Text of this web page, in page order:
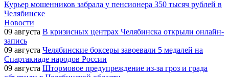
Курьер мошенников забрала у пенсионера 350 тысяч рублей в
Челябинске
Новости
09 августа В кризисных центрах Челябинска открыли онлайн-
запись
09 августа Челябинские боксеры завоевали 5 медалей на
Спартакиаде народов России
09 августа Штормовое предупреждение из-за гроз и града